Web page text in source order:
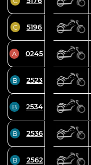
C 5196
A 0245
B 2523
B 2534
B 2536
B 2562